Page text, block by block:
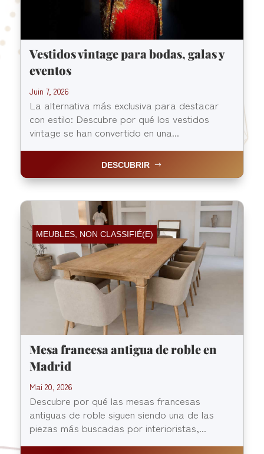
Vestidos vintage para bodas, galas y
eventos
Juin 7, 2026
La alternativa más exclusiva para destacar
con estilo: Descubre por qué los vestidos
vintage se han convertido en una...
DESCUBRIR
MEUBLES, NON CLASSIFIÉ(E)
Mesa francesa antigua de roble en
Madrid
Mai 20, 2026
Descubre por qué las mesas francesas
antiguas de roble siguen siendo una de las
piezas más buscadas por interioristas,...